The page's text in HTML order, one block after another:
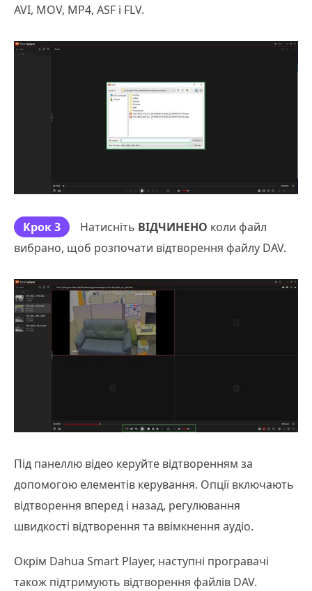
AVI, MOV, MP4, ASF і FLV.
Крок 3 Натисніть ВІДЧИНЕНО коли файл
вибрано, щоб розпочати відтворення файлу DAV.
Під панеллю відео керуйте відтворенням за
допомогою елементів керування. Опції включають
відтворення вперед і назад, регулювання
швидкості відтворення та ввімкнення аудіо.
Окрім Dahua Smart Player, наступні програвачі
також підтримують відтворення файлів DAV.